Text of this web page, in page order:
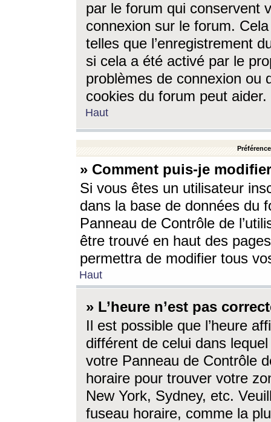
par le forum qui conservent
connexion sur le forum.
telles que l’enregistrement
si cela a été activé par le
problèmes de connexion ou
cookies du forum peut aider.
Haut
» Comment puis-je
Si vous êtes un utilisateur
dans la base de données du
Panneau de Contrôle de
être trouvé en haut des
permettra de modifier tous
Haut
» L’heure n’est pas
Il est possible que l’heure
différent de celui dans
votre Panneau de Contrôle
horaire pour trouver votre
New York, Sydney, etc.
fuseau horaire, comme la